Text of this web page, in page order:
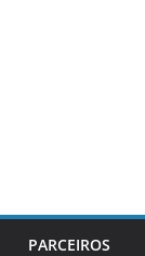
PARCEIROS